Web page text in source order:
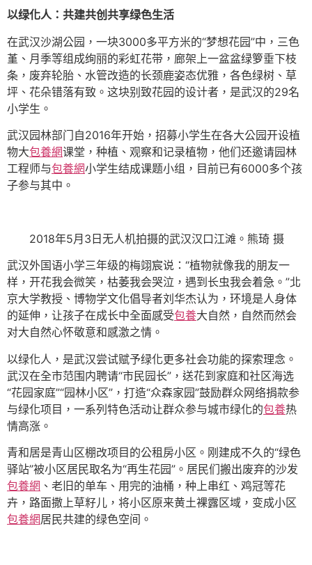
以绿化人：共建共创共享绿色生活
在武汉沙湖公园，一块3000多平方米的“梦想花园”中，三色
堇、月季等组成绚丽的彩虹花带，廊架上一盆盆绿箩垂下枝
条，废弃轮胎、水管改造的长颈鹿姿态优雅，各色绿树、草
坪、花朵错落有致。这块别致花园的设计者，是武汉的29名
小学生。
武汉园林部门自2016年开始，招募小学生在各大公园开设植
物大包養網课堂，种植、观察和记录植物，他们还邀请园林
工程师与包養網小学生结成课题小组，目前已有6000多个孩
子参与其中。
2018年5月3日无人机拍摄的武汉汉口江滩。熊琦 摄
武汉外国语小学三年级的梅翊宸说：“植物就像我的朋友一
样，开花我会微笑，枯萎我会哭泣，遇到长虫我会着急。”北
京大学教授、博物学文化倡导者刘华杰认为，环境是人身体
的延伸，让孩子在成长中全面感受包養大自然，自然而然会
对大自然心怀敬意和感激之情。
以绿化人，是武汉尝试赋予绿化更多社会功能的探索理念。
武汉在全市范围内聘请“市民园长”，送花到家庭和社区海选
“花园家庭”“园林小区”，打造“众森家园”鼓励群众网络捐款参
与绿化项目，一系列特色活动让群众参与城市绿化的包養热
情高涨。
青和居是青山区棚改项目的公租房小区。刚建成不久的“绿色
驿站”被小区居民取名为“再生花园”。居民们搬出废弃的沙发
包養網 、老旧的单车、用完的油桶，种上串红、鸡冠等花
卉，路面撒上草籽儿，将小区原来黄土裸露区域，变成小区
包養網居民共建的绿色空间。